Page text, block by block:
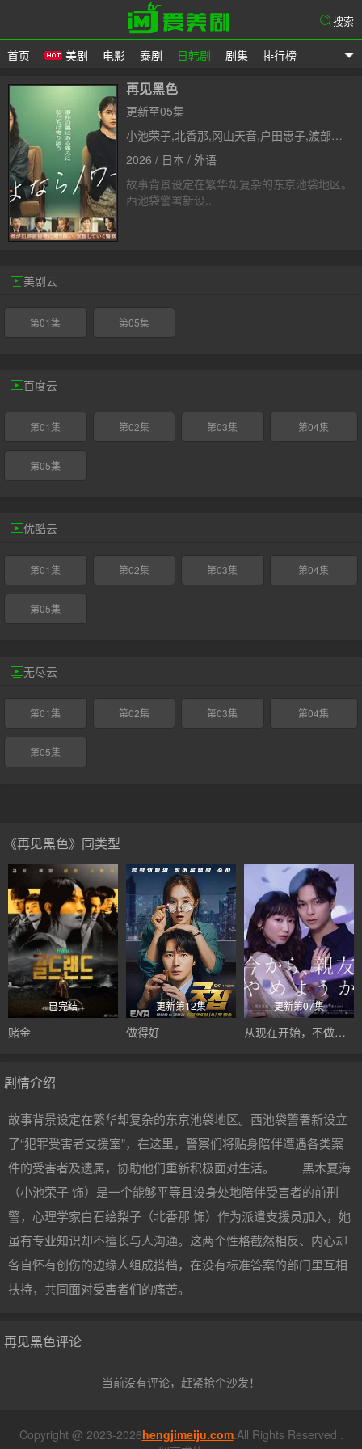
爱美剧
首页 美剧 电影 泰剧 日韩剧 剧集 排行榜
搜索
再见黑色
更新至05集
小池荣子,北香那,冈山天音,户田惠子,渡部笃郎
2026 / 日本 / 外语
故事背景设定在繁华却复杂的东京池袋地区。
西池袋警署新设..
美剧云
第01集 第05集
百度云
第01集 第02集 第03集 第04集
第05集
优酷云
第01集 第02集 第03集 第04集
第05集
无尽云
第01集 第02集 第03集 第04集
第05集
《再见黑色》同类型
已完结
赌金
更新第12集
做得好
更新第07集
从现在开始，不做朋友了吧。
剧情介绍
故事背景设定在繁华却复杂的东京池袋地区。西池袋警署新设立
了“犯罪受害者支援室”，在这里，警察们将贴身陪伴遭遇各类案
件的受害者及遗属，协助他们重新积极面对生活。 黑木夏海
（小池荣子 饰）是一个能够平等且设身处地陪伴受害者的前刑
警，心理学家白石绘梨子（北香那 饰）作为派遣支援员加入，她
虽有专业知识却不擅长与人沟通。这两个性格截然相反、内心却
各自怀有创伤的边缘人组成搭档，在没有标准答案的部门里互相
扶持，共同面对受害者们的痛苦。
再见黑色评论
当前没有评论，赶紧抢个沙发！
Copyright @ 2023-2026hengjimeiju.com.All Rights Reserved .